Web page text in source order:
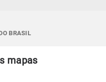
BRASIL
mapas